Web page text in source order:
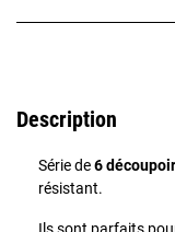
Description
Série de6
résistant.
Ils sont parfaits